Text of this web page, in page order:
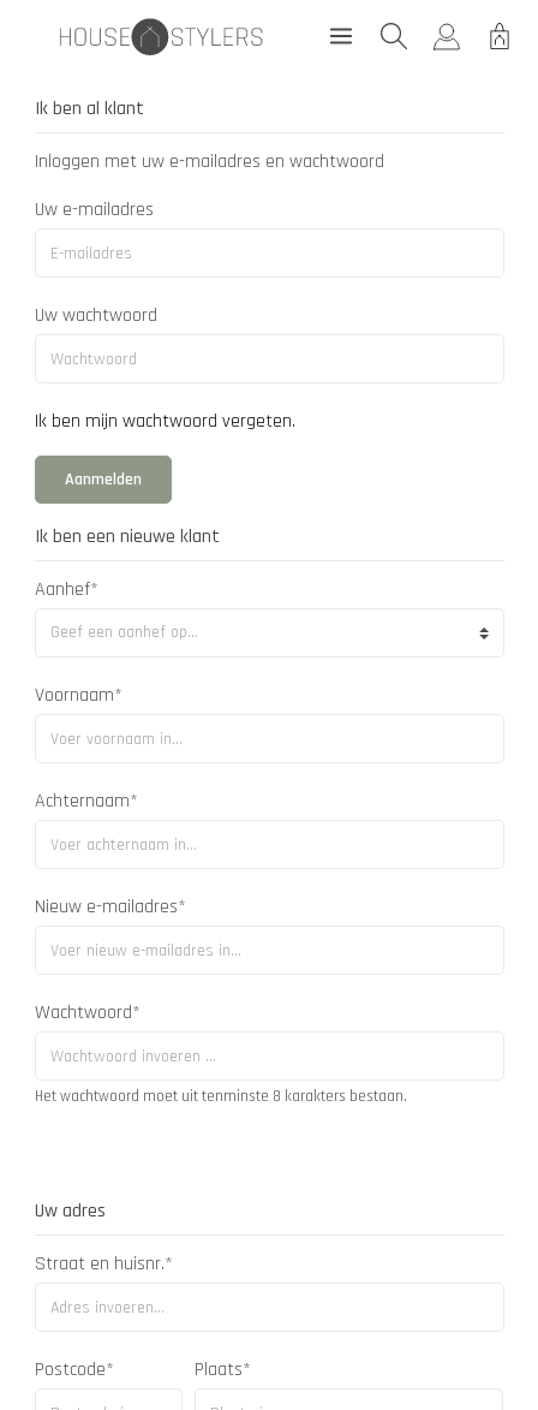
Ik ben al klant
Inloggen met uw e-mailadres en wachtwoord
Uw e-mailadres
Uw wachtwoord
Ik ben mijn wachtwoord vergeten.
Aanmelden
Ik ben een nieuwe klant
Aanhef*
Voornaam*
Achternaam*
Nieuw e-mailadres*
Wachtwoord*
Het wachtwoord moet uit tenminste 8 karakters bestaan.
Uw adres
Straat en huisnr.*
Postcode* Plaats*